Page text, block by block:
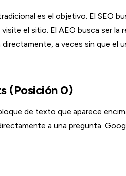
es el objetivo. El SEO
visite el sitio. El AEO busca ser
a veces sin que el
(Posición 0)
de texto que aparece
a una pregunta.